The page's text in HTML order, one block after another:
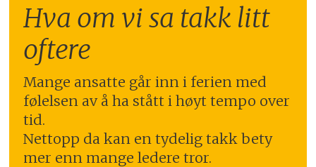
Hva om vi sa takk litt
oftere
Mange ansatte går inn i ferien med
følelsen av å ha stått i høyt tempo over
tid.
Nettopp da kan en tydelig takk bety
mer enn mange ledere tror.